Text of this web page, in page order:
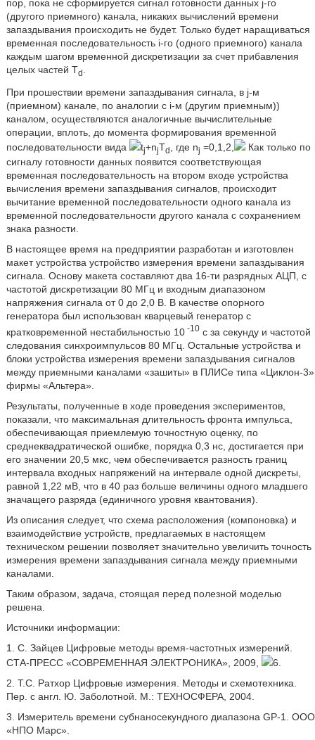
пор, пока не сформируется сигнал готовности данных j-го
(другого приемного) канала, никаких вычислений времени
запаздывания происходить не будет. Только будет наращиваться
временная последовательность i-го (одного приемного) канала
каждым шагом временной дискретизации за счет прибавления
целых частей Td
При прошествии времени запаздывания сигнала, в j-м
(приемном) канале, по аналогии с i-м (другим приемным))
каналом, осуществляются аналогичные вычислительные
операции, вплоть, до момента формирования временной
последовательности вида
tj+njTd , где nj =0,1,2,
Как только по
сигналу готовности данных появится соответствующая
временная последовательность на втором входе устройства
вычисления времени запаздывания сигналов, происходит
вычитание временной последовательности одного канала из
временной последовательности другого канала с сохранением
знака разности.
В настоящее время на предприятии разработан и изготовлен
макет устройства устройство измерения времени запаздывания
сигнала. Основу макета составляют два 16-ти разрядных АЦП, с
частотой дискретизации 80 МГц и входным диапазоном
напряжения сигнала от 0 до 2,0 В. В качестве опорного
генератора был использован кварцевый генератор с
кратковременной нестабильностью 10 -10с за секунду и частотой
следования синхроимпульсов 80 МГц. Остальные устройства и
блоки устройства измерения времени запаздывания сигналов
между приемными каналами «зашиты» в ПЛИСе типа «Циклон-3»
фирмы «Альтера».
Результаты, полученные в ходе проведения экспериментов,
показали, что максимальная длительность фронта импульса,
обеспечивающая приемлемую точностную оценку, по
среднеквадратической ошибке, порядка 0,3 нс, достигается при
его значении 20,5 мкс, чем обеспечивается разность границ
интервала входных напряжений на интервале одной дискреты,
равной 1,22 мВ, что в 40 раз больше величины одного младшего
значащего разряда (единичного уровня квантования).
Из описания следует, что схема расположения (компоновка) и
взаимодействие устройств, предлагаемых в настоящем
техническом решении позволяет значительно увеличить точность
измерения времени запаздывания сигнала между приемными
каналами.
Таким образом, задача, стоящая перед полезной моделью
решена.
Источники информации:
1. С. Зайцев Цифровые методы время-частотных измерений.
СТА-ПРЕСС «СОВРЕМЕННАЯ ЭЛЕКТРОНИКА», 2009,
6.
2. Т.С. Ратхор Цифровые измерения. Методы и схемотехника.
Пер. с англ. Ю. Заболотной. М.: ТЕХНОСФЕРА, 2004.
3. Измеритель времени субнаносекундного диапазона GP-1. ООО
«НПО Марс».